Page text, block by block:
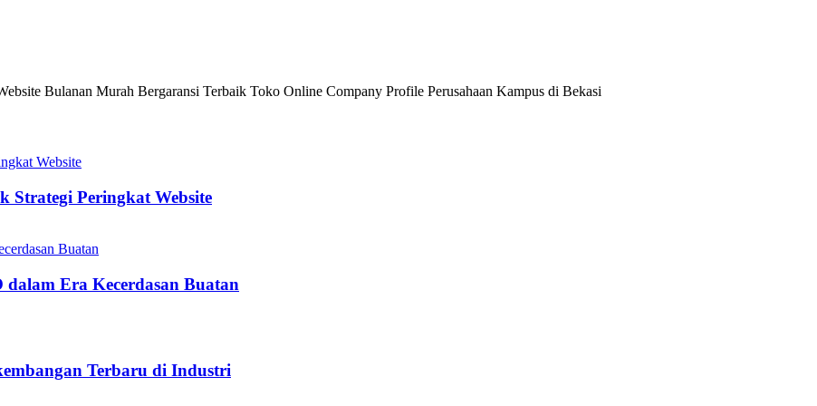
Bulanan Murah Bergaransi Terbaik Toko Online Company Profile Perusahaan Kampus di Bekasi
Strategi Peringkat Website
Era Kecerdasan Buatan
Terbaru di Industri